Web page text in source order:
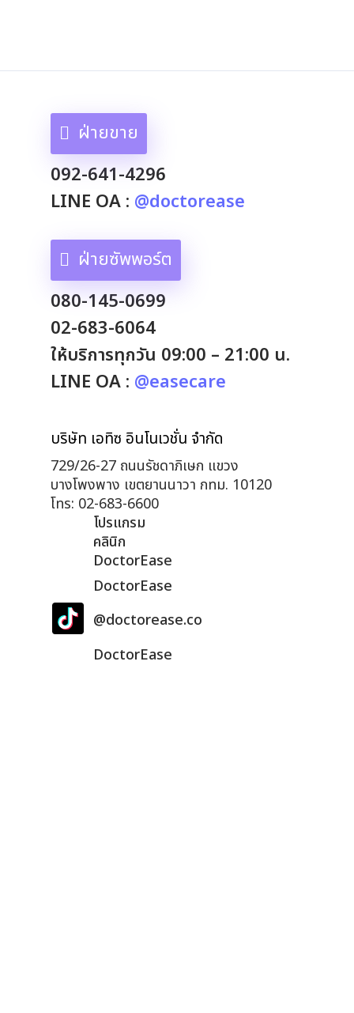
ฝ่ายขาย
092-641-4296
LINE OA : @doctorease
ฝ่ายซัพพอร์ต
080-145-0699
02-683-6064
ให้บริการทุกวัน 09:00 – 21:00 น.
LINE OA : @easecare
บริษัท เอทิซ อินโนเวชั่น จำกัด
729/26-27 ถนนรัชดาภิเษก แขวง
บางโพงพาง เขตยานนาวา กทม. 10120
โทร: 02-683-6600
โปรแกรม
คลินิก
DoctorEase
DoctorEase
@doctorease.co
DoctorEase